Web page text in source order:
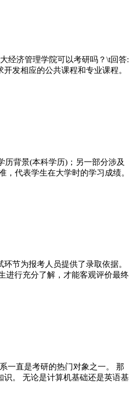
经济管理学院可以考研吗？\t回答:
发相应的公共课程和专业课程。
历背景(本科学历)；另一部分涉及
，代表学生在大学时的学习成绩。
节为报考人员提供了录取依据。
进行充分了解，才能客观评价最终
一直是考研的热门对象之一。 那
。 无论是计算机基础还是英语基